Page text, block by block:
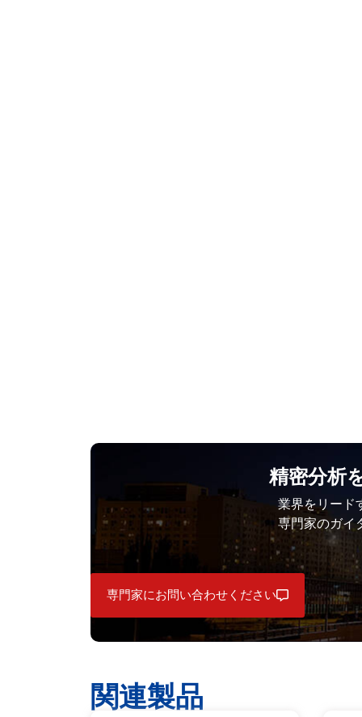
精密分析
業界をリード
専門家のガイ
専門家にお問い合わせください
関連製品